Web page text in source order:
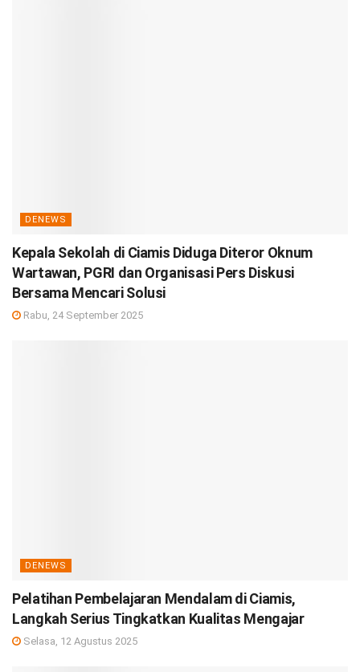
DENEWS
Kepala Sekolah di Ciamis Diduga Diteror Oknum
Wartawan, PGRI dan Organisasi Pers Diskusi
Bersama Mencari Solusi
Rabu, 24 September 2025
DENEWS
Pelatihan Pembelajaran Mendalam di Ciamis,
Langkah Serius Tingkatkan Kualitas Mengajar
Selasa, 12 Agustus 2025